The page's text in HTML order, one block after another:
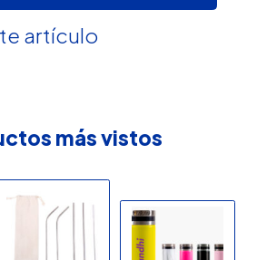
artículo
más vistos